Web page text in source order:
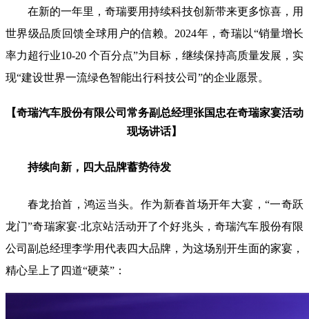
在新的一年里，奇瑞要用持续科技创新带来更多惊喜，用
世界级品质回馈全球用户的信赖。2024年，奇瑞以“销量增长
率力超行业10-20 个百分点”为目标，继续保持高质量发展，实
现“建设世界一流绿色智能出行科技公司”的企业愿景。
【奇瑞汽车股份有限公司常务副总经理张国忠在奇瑞家宴活动
现场讲话】
持续向新，四大品牌蓄势待发
春龙抬首，鸿运当头。作为新春首场开年大宴，“一奇跃
龙门”奇瑞家宴·北京站活动开了个好兆头，奇瑞汽车股份有限
公司副总经理李学用代表四大品牌，为这场别开生面的家宴，
精心呈上了四道“硬菜”：